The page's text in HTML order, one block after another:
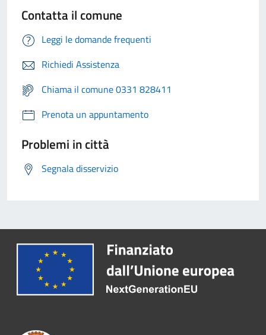
Contatta il comune
Leggi le domande frequenti
Richiedi Assistenza
Chiama il comune 0331 828411
Prenota un appuntamento
Problemi in città
Segnala disservizio